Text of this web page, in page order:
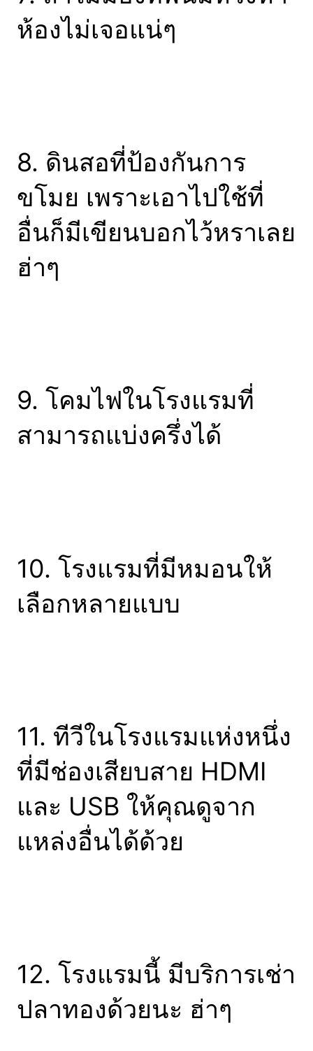
ห้องไม่เจอแน่ๆ
8. ดินสอที่ป้องกันการ
ขโมย เพราะเอาไปใช้ที่
อื่นก็มีเขียนบอกไว้หราเลย
ฮ่าๆ
9. โคมไฟในโรงแรมที่
สามารถแบ่งครึ่งได้
10. โรงแรมที่มีหมอนให้
เลือกหลายแบบ
11. ทีวีในโรงแรมแห่งหนึ่ง
ที่มีช่องเสียบสาย HDMI
และ USB ให้คุณดูจาก
แหล่งอื่นได้ด้วย
12. โรงแรมนี้ มีบริการเช่า
ปลาทองด้วยนะ ฮ่าๆ